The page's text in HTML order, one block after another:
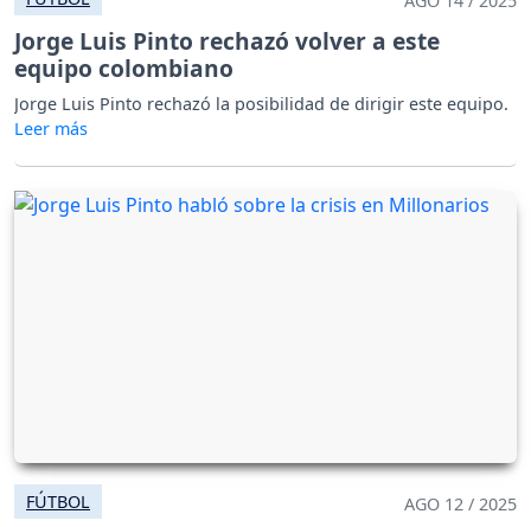
Jorge Luis Pinto rechazó volver a este
equipo colombiano
Jorge Luis Pinto rechazó la posibilidad de dirigir este equipo.
FÚTBOL AGO 12 / 2025